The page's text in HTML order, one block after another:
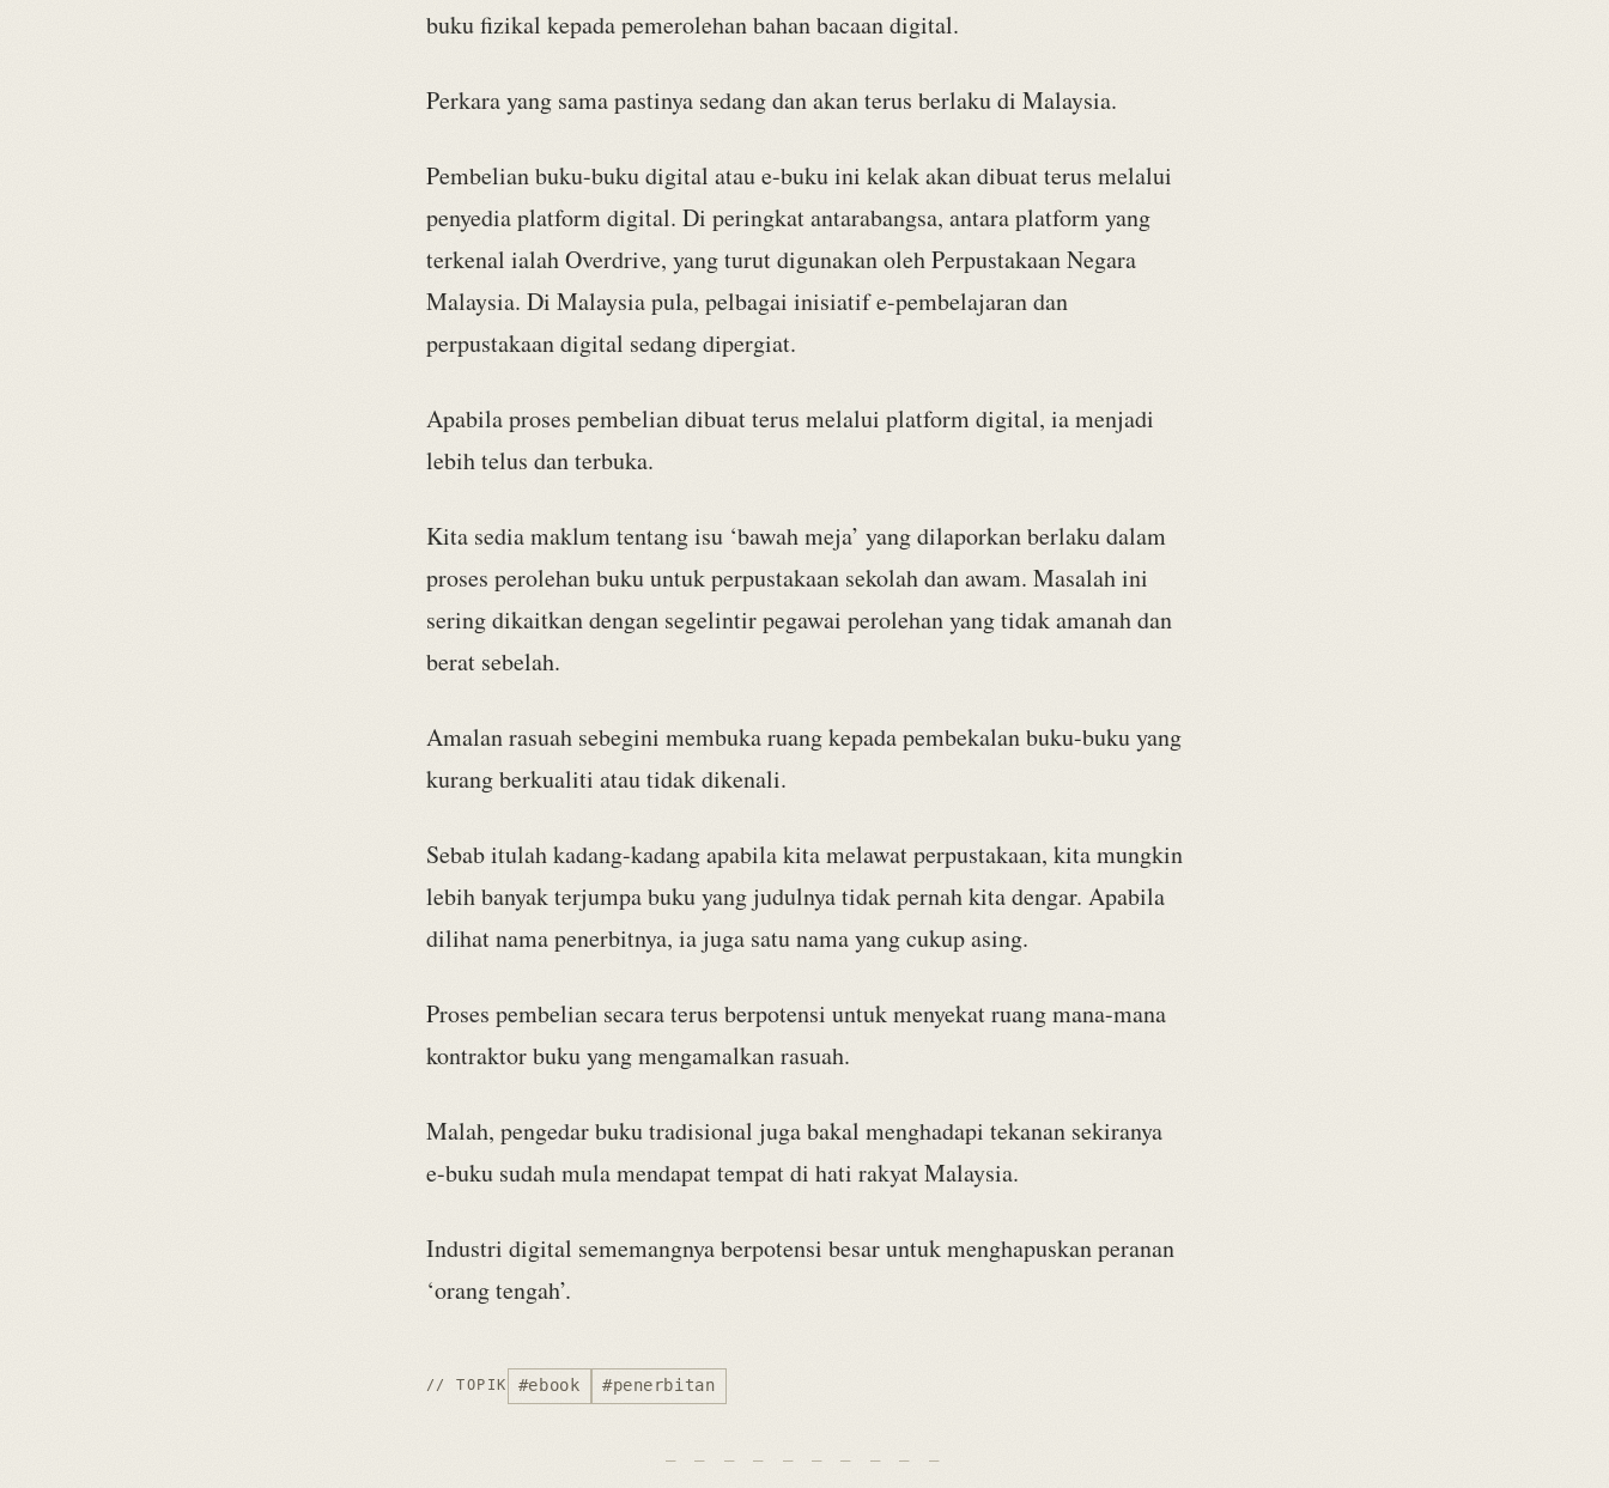
buku fizikal kepada pemerolehan bahan bacaan digital.
Perkara yang sama pastinya sedang dan akan terus berlaku di Malaysia.
Pembelian buku-buku digital atau e-buku ini kelak akan dibuat terus melalui
penyedia platform digital. Di peringkat antarabangsa, antara platform yang
terkenal ialah Overdrive, yang turut digunakan oleh Perpustakaan Negara
Malaysia. Di Malaysia pula, pelbagai inisiatif e-pembelajaran dan
perpustakaan digital sedang dipergiat.
Apabila proses pembelian dibuat terus melalui platform digital, ia menjadi
lebih telus dan terbuka.
Kita sedia maklum tentang isu ‘bawah meja’ yang dilaporkan berlaku dalam
proses perolehan buku untuk perpustakaan sekolah dan awam. Masalah ini
sering dikaitkan dengan segelintir pegawai perolehan yang tidak amanah dan
berat sebelah.
Amalan rasuah sebegini membuka ruang kepada pembekalan buku-buku yang
kurang berkualiti atau tidak dikenali.
Sebab itulah kadang-kadang apabila kita melawat perpustakaan, kita mungkin
lebih banyak terjumpa buku yang judulnya tidak pernah kita dengar. Apabila
dilihat nama penerbitnya, ia juga satu nama yang cukup asing.
Proses pembelian secara terus berpotensi untuk menyekat ruang mana-mana
kontraktor buku yang mengamalkan rasuah.
Malah, pengedar buku tradisional juga bakal menghadapi tekanan sekiranya
e-buku sudah mula mendapat tempat di hati rakyat Malaysia.
Industri digital sememangnya berpotensi besar untuk menghapuskan peranan
‘orang tengah’.
// TOPIK #ebook #penerbitan